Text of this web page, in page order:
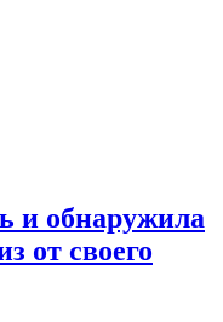
и обнаружила
от своего